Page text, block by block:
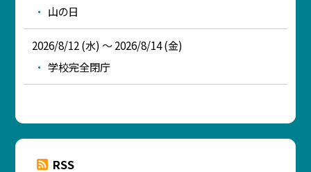
山の日
2026/8/12 (水) ～ 2026/8/14 (金)
学校完全閉庁
RSS